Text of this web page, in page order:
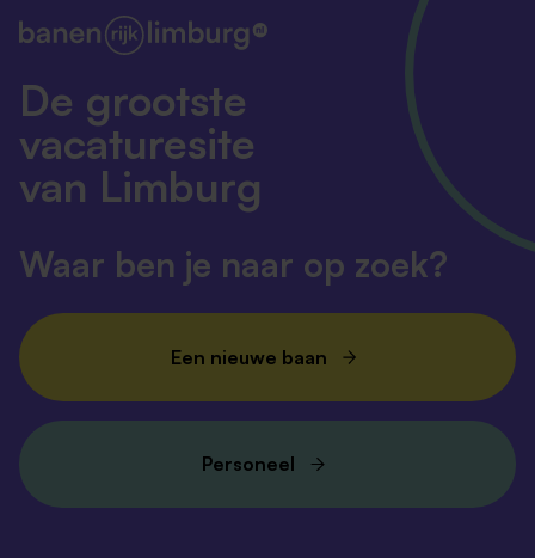
De grootste
vacaturesite
van Limburg
Waar ben je naar op zoek?
Een nieuwe baan
Personeel